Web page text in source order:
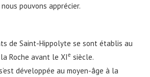
pouvons apprécier.
de Saint-Hippolyte se sont établis au
Roche avant le XIe siècle.
développée au moyen-âge à la